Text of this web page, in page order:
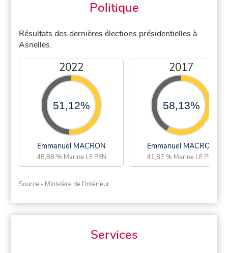
Politique
Résultats des dernières élections présidentielles à
Asnelles.
2022
51,12%
Emmanuel MACRON
48,88 % Marine LE PEN
2017
58,13%
Emmanuel MACRON
41,87 % Marine LE PEN
Source - Ministère de l'intérieur
Services